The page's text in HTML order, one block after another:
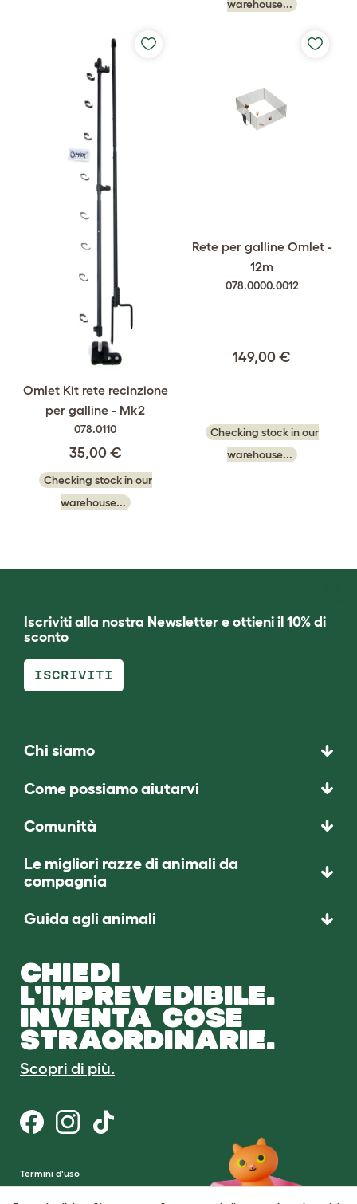
warehouse...
Omlet Kit rete recinzione
per galline - Mk2
078.0110
35,00 €
Checking stock in our
warehouse...
Rete per galline Omlet -
12m
078.0000.0012
149,00 €
Checking stock in our
warehouse...
Iscriviti alla nostra Newsletter e ottieni il 10% di
sconto
ISCRIVITI
Chi siamo
Come possiamo aiutarvi
Comunità
Le migliori razze di animali da
compagnia
Guida agli animali
CHIEDI
L'IMPREVEDIBILE.
INVENTA COSE
STRAORDINARIE.
Scopri di più.
Termini d'uso
Cookie e Informativa sulla Privacy